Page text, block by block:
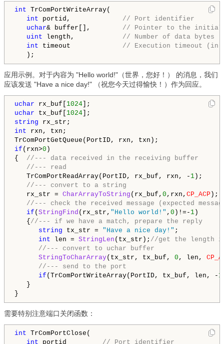
int TrComPortWriteArray(
int portid,
// Port identifier
uchar& buffer[],
// Pointer to the initial
uint length,
// Number of data bytes
int timeout
// Execution timeout (in
应用示例。对于内容为 "Hello world!"（世界，您好！） 的消息，我们
应该发送 "Have a nice day!" （祝您今天过得愉快！）作为回应。
uchar rx_buf[ 1024
uchar tx_buf[ 1024
string
int rxn, txn;
if (rxn>0 )
{
  //--- data received in the receiving buffer
//--- read
TrComPortReadArray(PortID, rx_buf, rxn, - 1 );
//--- convert to a string
rx_str = CharArrayToString (rx_buf, 0 ,rxn, CP_ACP );
//--- check the received message (expected
if ( StringFind (rx_str, "Hello world!" , 0 )!=- 1 )
{ //--- if we have a match, prepare the reply
string tx_str = "Have a nice day!" ;
int len = StringLen (tx_str); //get the length
//--- convert to uchar buffer
StringToCharArray(tx_str, tx_buf, 0 , len,
//--- send to the port
if (TrComPortWriteArray(PortID, tx_buf, len, - 1
}
需要特别注意端口关闭函数：
int TrComPortClose(
int portid // Port identifier